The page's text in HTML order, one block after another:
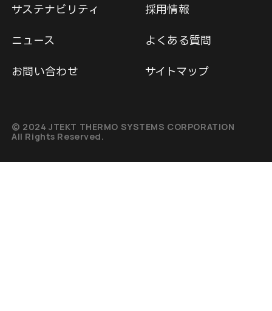
サステナビリティ
採用情報
ニュース
よくある質問
お問い合わせ
サイトマップ
© 2024 JTEKT THERMO SYSTEMS CORPORATION
All Rights Reserved.